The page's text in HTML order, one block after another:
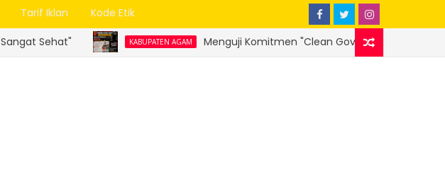
Tarif Iklan Kode Etik
KABUPATEN AGAM Menguji Komitmen "Clean Governance" Bupati Agam Benni